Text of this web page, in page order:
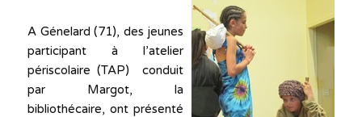
A Génelard (71), des jeunes
participant à l’atelier
périscolaire (TAP) conduit
par Margot, la
bibliothécaire, ont présenté